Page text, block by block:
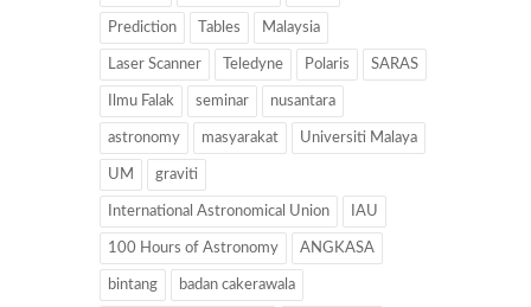
Prediction Tables Malaysia
Laser Scanner Teledyne Polaris SARAS
Ilmu Falak seminar nusantara
astronomy masyarakat Universiti Malaya
UM graviti
International Astronomical Union IAU
100 Hours of Astronomy ANGKASA
bintang badan cakerawala